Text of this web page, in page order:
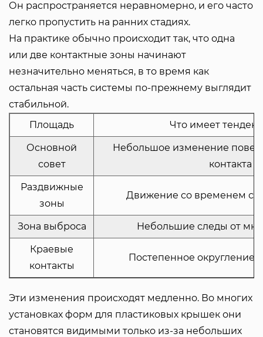
Он распространяется неравномерно, и его часто
легко пропустить на ранних стадиях.
На практике обычно происходит так, что одна
или две контактные зоны начинают
незначительно меняться, в то время как
остальная часть системы по-прежнему выглядит
стабильной.
Площадь
Что имеет
Основной
совет
Небольшое изменение
контакта
Раздвижные
зоны
Движение со временем
Зона выброса Небольшие следы от
Краевые
контакты
Постепенное округление
Эти изменения происходят медленно. Во многих
установках форм для пластиковых крышек они
становятся видимыми только из-за небольших